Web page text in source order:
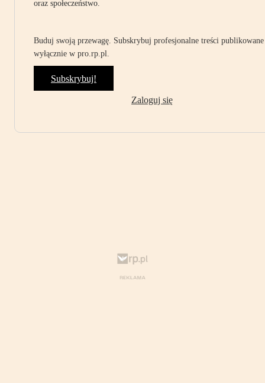
oraz społeczeństwo.
Buduj swoją przewagę. Subskrybuj profesjonalne treści publikowane
wyłącznie w pro.rp.pl.
Subskrybuj!
Zaloguj się